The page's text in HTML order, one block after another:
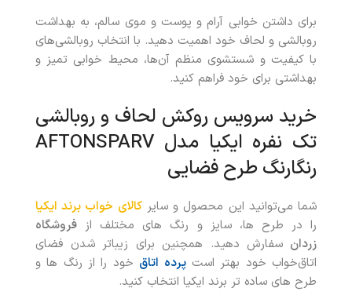
برای داشتن خوابی آرام و پوست و موی سالم، به بهداشت
روبالشی و لحاف خود اهمیت دهید. با انتخاب روبالشی‌های
با کیفیت و شستشوی منظم آن‌ها، محیط خوابی تمیز و
بهداشتی برای خود فراهم کنید.
خرید سرویس روکش لحاف و روبالشی
تک نفره ایکیا مدل AFTONSPARV
رنگارنگ طرح فضایی
شما می‌توانید این محصول و سایرکالای خواب برند ایکیا
را در طرح ها، سایز و رنگ های مختلف از فروشگاه
زردان سفارش دهید. همچنین برای زیباتر شدن فضای
اتاق‌خواب خود بهتر استپرده اتاق خود را از رنگ ها و
طرح های ساده تر برند ایکیا انتخاب کنید.